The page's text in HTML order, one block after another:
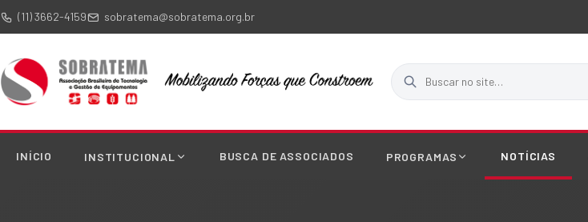
(11) 3662-4159 sobratema@sobratema.org.br
Buscar no site
INÍCIO INSTITUCIONAL BUSCA DE ASSOCIADOS PROGRAMAS NOTÍCIAS